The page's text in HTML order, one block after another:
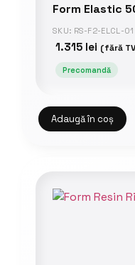
Form Elastic
SKU: RS-F2-ELCL-01
1.315 lei (fără
Precomandă
Adaugă în coș